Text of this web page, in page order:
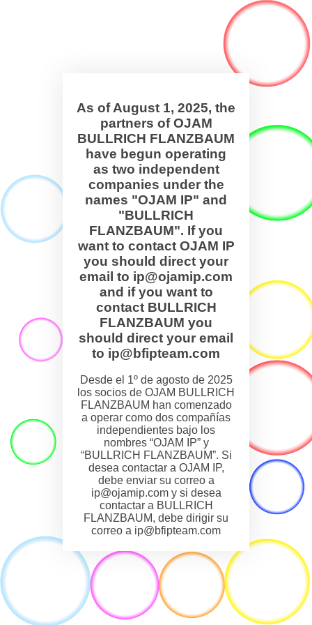
As of August 1, 2025, the
partners of OJAM
BULLRICH FLANZBAUM
have begun operating
as two independent
companies under the
names "OJAM IP" and
"BULLRICH
FLANZBAUM". If you
want to contact OJAM IP
you should direct your
email to ip@ojamip.com
and if you want to
contact BULLRICH
FLANZBAUM you
should direct your email
to ip@bfipteam.com
Desde el 1º de agosto de 2025
los socios de OJAM BULLRICH
FLANZBAUM han comenzado
a operar como dos compañías
independientes bajo los
nombres “OJAM IP” y
“BULLRICH FLANZBAUM”. Si
desea contactar a OJAM IP,
debe enviar su correo a
ip@ojamip.com y si desea
contactar a BULLRICH
FLANZBAUM, debe dirigir su
correo a ip@bfipteam.com